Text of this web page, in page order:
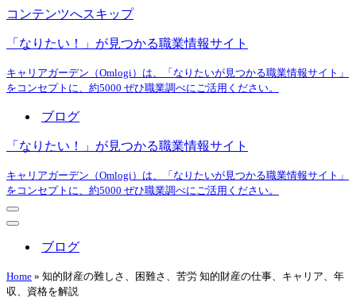
コンテンツへスキップ
「なりたい！」が見つかる職業情報サイト
キャリアガーデン（Omlogi）は、「なりたいが見つかる職業情報サイト」
をコンセプトに、約5000 ぜひ職業調べにご活用ください。
ブログ
「なりたい！」が見つかる職業情報サイト
キャリアガーデン（Omlogi）は、「なりたいが見つかる職業情報サイト」
をコンセプトに、約5000 ぜひ職業調べにご活用ください。
ナ
ビ
シ
ョ
ナ
ー
シ
ブログ
Home » 知的財産の難しさ、困難さ、苦労 知的財産の仕事、キャリア、年
収、資格を解説